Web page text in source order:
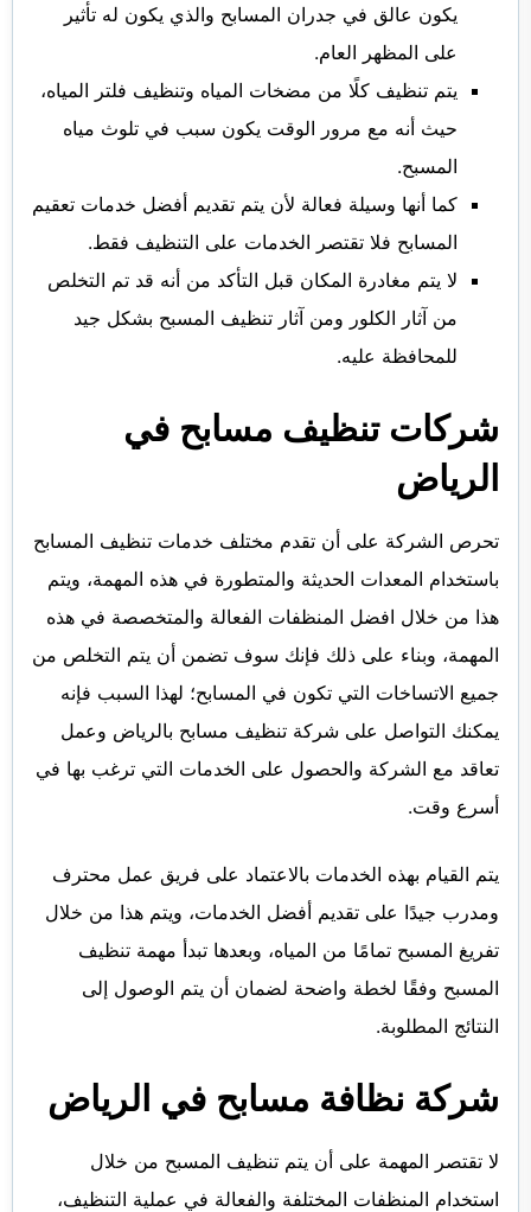
يكون عالق في جدران المسابح والذي يكون له تأثير
على المظهر العام.
يتم تنظيف كلًا من مضخات المياه وتنظيف فلتر المياه،
حيث أنه مع مرور الوقت يكون سبب في تلوث مياه
المسبح.
كما أنها وسيلة فعالة لأن يتم تقديم أفضل خدمات تعقيم
المسابح فلا تقتصر الخدمات على التنظيف فقط.
لا يتم مغادرة المكان قبل التأكد من أنه قد تم التخلص
من آثار الكلور ومن آثار تنظيف المسبح بشكل جيد
للمحافظة عليه.
شركات تنظيف مسابح في
الرياض
تحرص الشركة على أن تقدم مختلف خدمات تنظيف المسابح
باستخدام المعدات الحديثة والمتطورة في هذه المهمة، ويتم
هذا من خلال افضل المنظفات الفعالة والمتخصصة في هذه
المهمة، وبناء على ذلك فإنك سوف تضمن أن يتم التخلص من
جميع الاتساخات التي تكون في المسابح؛ لهذا السبب فإنه
يمكنك التواصل على شركة تنظيف مسابح بالرياض وعمل
تعاقد مع الشركة والحصول على الخدمات التي ترغب بها في
أسرع وقت.
يتم القيام بهذه الخدمات بالاعتماد على فريق عمل محترف
ومدرب جيدًا على تقديم أفضل الخدمات، ويتم هذا من خلال
تفريغ المسبح تمامًا من المياه، وبعدها تبدأ مهمة تنظيف
المسبح وفقًا لخطة واضحة لضمان أن يتم الوصول إلى
النتائج المطلوبة.
شركة نظافة مسابح في الرياض
لا تقتصر المهمة على أن يتم تنظيف المسبح من خلال
استخدام المنظفات المختلفة والفعالة في عملية التنظيف،